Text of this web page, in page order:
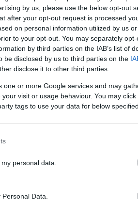
by us, please use the below opt-out
after your opt-out request is processed
on personal information utilized by us
to your opt-out. You may separately
by third parties on the IAB’s list of
be disclosed by us to third parties on the
disclose it to other third parties.
one or more Google services and may
visit or usage behaviour. You may
tags to use your data for below
personal data.
Data.
Παπαδόπουλου και
να προσφέρει γέλιο
τη δικαιοσύνη και την
του MEGA μας
εκεί όπου το δίκαιο γίνεται